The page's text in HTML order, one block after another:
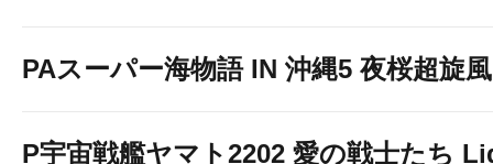
PAスーパー海物語 IN 沖縄5 夜桜超旋
P宇宙戦艦ヤマト2202 愛の戦士たち